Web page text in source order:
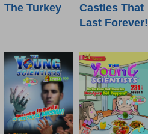
The Turkey
Castles That
Last Forever!